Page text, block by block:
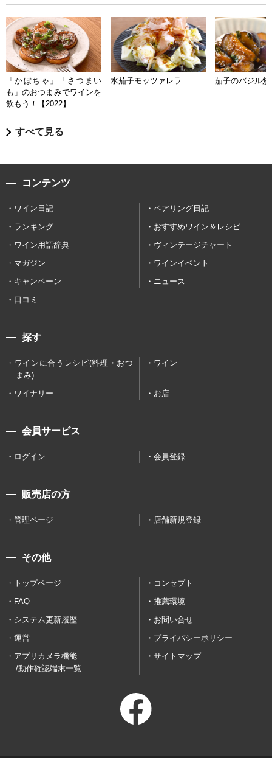
「かぼちゃ」「さつまい
も」のおつまみでワインを
飲もう！【2022】
水茄子モッツァレラ 茄子のバジル炒
すべて見る
コンテンツ
ワイン日記
ペアリング日記
ランキング
おすすめワイン＆レシピ
ワイン用語辞典
ヴィンテージチャート
マガジン
ワインイベント
キャンペーン
ニュース
口コミ
探す
ワインに合うレシピ(料理・おつ
まみ)
ワイン
ワイナリー お店
会員サービス
ログイン 会員登録
販売店の方
管理ページ 店舗新規登録
その他
トップページ
コンセプト
FAQ
推薦環境
システム更新履歴
お問い合せ
運営
プライバシーポリシー
アプリカメラ機能
/動作確認端末一覧
サイトマップ